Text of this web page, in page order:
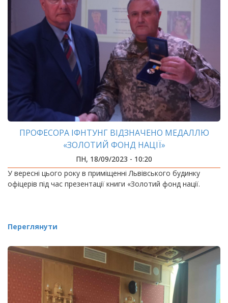
ПРОФЕСОРА ІФНТУНГ ВІДЗНАЧЕНО МЕДАЛЛЮ
«ЗОЛОТИЙ ФОНД НАЦІЇ»
ПН, 18/09/2023 - 10:20
У вересні цього року в приміщенні Львівського будинку
офіцерів під час презентації книги «Золотий фонд нації.
Переглянути